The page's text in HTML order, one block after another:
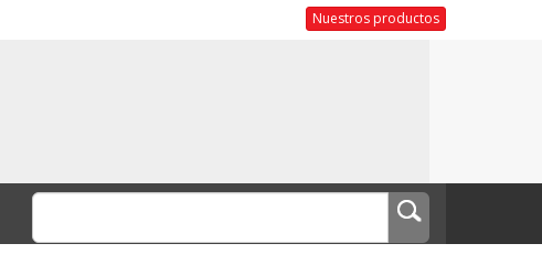
Nuestros productos